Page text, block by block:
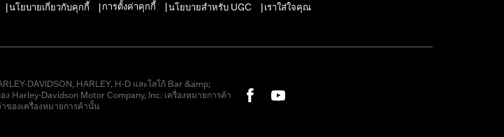
นโยบายเกี่ยวกับคุกกี้ การตั้งค่าคุกกี้ นโยบายสำหรับ UGC เราใส่ใจคุณ
DAVIDSON, HARLEY, H-D และโลโก้ Bar &amp;
ง Harley-Davidson Motor Company, Inc. เครื่องหมายการค้า
ของเครื่องหมายการค้านั้น